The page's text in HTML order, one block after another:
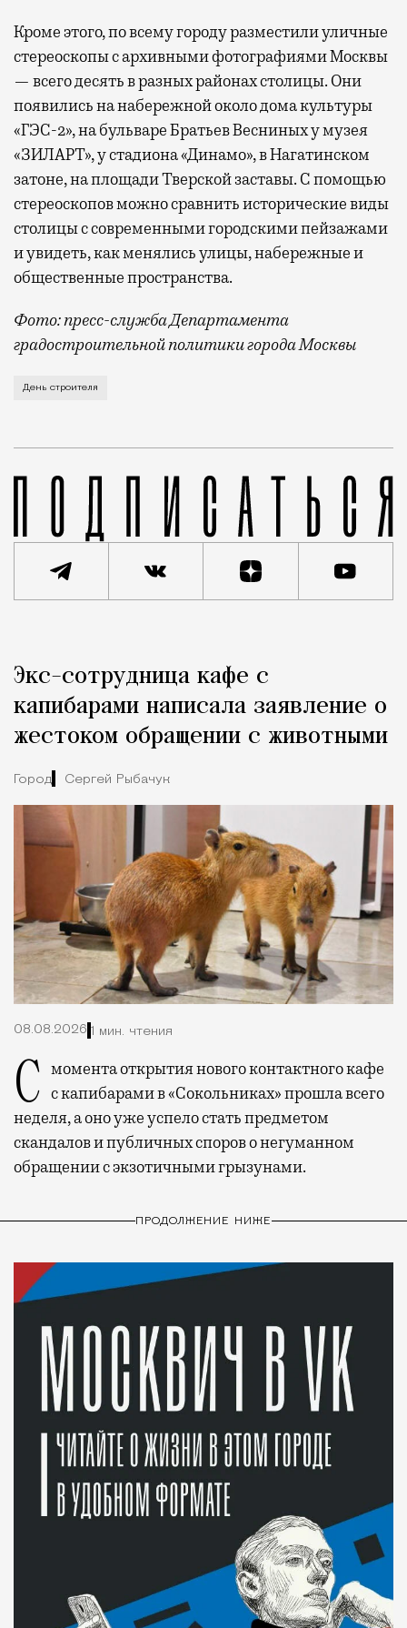
Кроме этого, по всему городу разместили уличные
стереоскопы с архивными фотографиями Москвы
— всего десять в разных районах столицы. Они
появились на набережной около дома культуры
«ГЭС-2», на бульваре Братьев Весниных у музея
«ЗИЛАРТ», у стадиона «Динамо», в Нагатинском
затоне, на площади Тверской заставы. С помощью
стереоскопов можно сравнить исторические виды
столицы с современными городскими пейзажами
и увидеть, как менялись улицы, набережные и
общественные пространства.
Фото: пресс-служба Департамента
градостроительной политики города Москвы
В этом году профессиональный праздник День
День строителя
Город
Экс-сотрудница кафе с
капибарами написала заявление о
жестоком обращении с животными
Город Сергей Рыбачук
08.08.2026 1 мин. чтения
С момента открытия нового контактного кафе с капибарами в «Сокольниках» прошла всего
неделя, а оно уже успело стать предметом
скандалов и публичных споров о негуманном
обращении с экзотичными грызунами.
ПРОДОЛЖЕНИЕ НИЖЕ